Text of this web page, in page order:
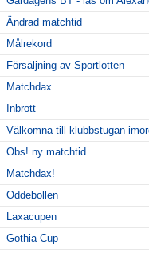
Ändrad matchtid
Målrekord
Försäljning av Sportlotten
Matchdax
Inbrott
Välkomna till klubbstugan
Obs! ny matchtid
Matchdax!
Oddebollen
Laxacupen
Gothia Cup